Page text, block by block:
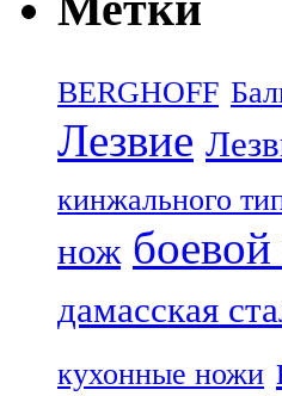
BERGHOFF
Лезвие
кинжального
нож
дамасская
кухонные ножи